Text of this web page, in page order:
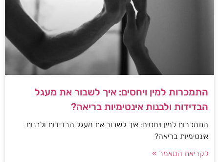
התמכרות למין ויחסים: איך לשבור את מעגל
הבדידות ולבנות אינטימיות בריאה?
התמכרות למין ויחסים: איך לשבור את מעגל הבדידות ולבנות
אינטימיות בריאה?
לקריאת המאמר »